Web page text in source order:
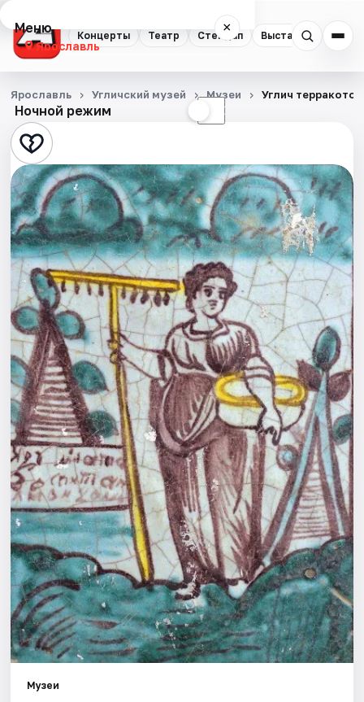
Концерты Театр Стендап Выставки
Меню ×
Ярославль
Концерты
Театр
Стендап
Выставки
Квесты
Экскурсии
События
Города
Площадки
Артисты
Рейтинги
Ночной режим ☾
Ярославль Угличский музей Музеи Углич
Музеи